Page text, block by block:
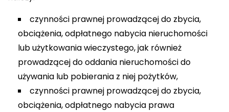
czynności prawnej prowadzącej do zbycia,
obciążenia, odpłatnego nabycia nieruchomości
lub użytkowania wieczystego, jak również
prowadzącej do oddania nieruchomości do
używania lub pobierania z niej pożytków,
czynności prawnej prowadzącej do zbycia,
obciążenia, odpłatnego nabycia prawa